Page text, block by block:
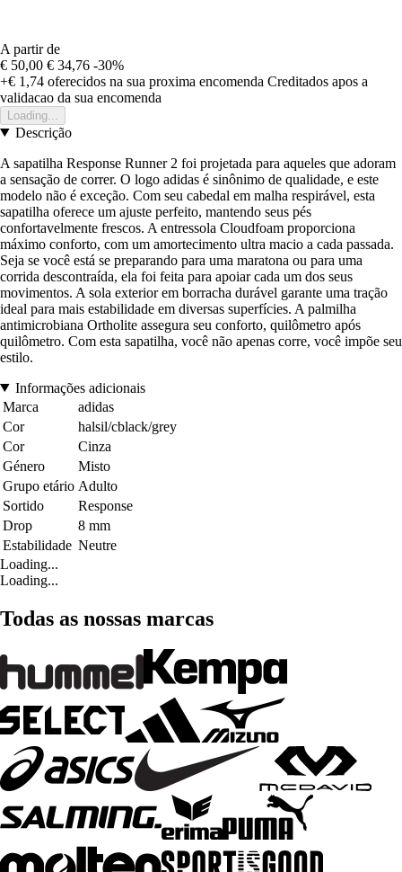
A partir de
€ 50,00 € 34,76 -30%
+€ 1,74 oferecidos na sua proxima encomenda Creditados apos a
validacao da sua encomenda
Loading...
Descrição
A sapatilha Response Runner 2 foi projetada para aqueles que adoram
a sensação de correr. O logo adidas é sinônimo de qualidade, e este
modelo não é exceção. Com seu cabedal em malha respirável, esta
sapatilha oferece um ajuste perfeito, mantendo seus pés
confortavelmente frescos. A entressola Cloudfoam proporciona
máximo conforto, com um amortecimento ultra macio a cada passada.
Seja se você está se preparando para uma maratona ou para uma
corrida descontraída, ela foi feita para apoiar cada um dos seus
movimentos. A sola exterior em borracha durável garante uma tração
ideal para mais estabilidade em diversas superfícies. A palmilha
antimicrobiana Ortholite assegura seu conforto, quilômetro após
quilômetro. Com esta sapatilha, você não apenas corre, você impõe seu
estilo.
Informações adicionais
Marca
adidas
Cor
halsil/cblack/grey
Cor
Cinza
Género
Misto
Grupo etário Adulto
Sortido
Response
Drop
8 mm
Estabilidade Neutre
Loading...
Loading...
Todas as nossas marcas